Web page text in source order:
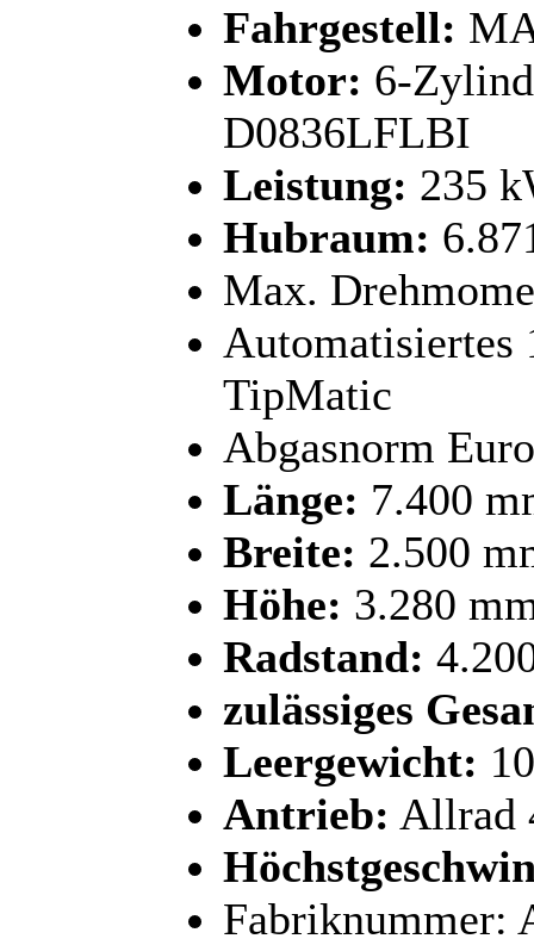
Fahrgestell:
Motor: 6-
D0836LFLBI
Leistung: 235
Hubraum:
Max.
Automatisiertes
TipMatic
Abgasnorm
Länge: 7.400
Breite: 2.500
Höhe: 3.280
Radstand:
zulässiges
Leergewicht:
Antrieb: Allrad
Fabriknummer: